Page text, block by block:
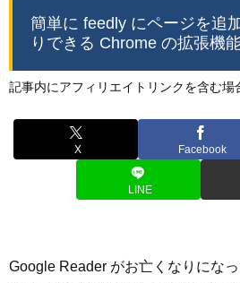
簡単に feedly にページを追
りできる Chrome の拡張機
記事内にアフィリエイトリンクを含む場
X Facebook
LINE
Google Reader がお亡くなりにな